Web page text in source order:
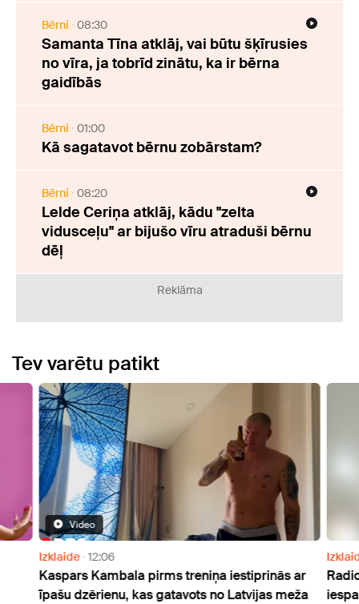
Bērni 08:30
Samanta Tīna atklāj, vai būtu šķīrusies
no vīra, ja tobrīd zinātu, ka ir bērna
gaidībās
Bērni 01:00
Kā sagatavot bērnu zobārstam?
Bērni 08:20
Lelde Ceriņa atklāj, kādu "zelta
vidusceļu" ar bijušo vīru atraduši bērnu
dēļ
Reklāma
Tev varētu patikt
Video
Izklaide 12:06
Kaspars Kambala pirms treniņa iestiprinās ar
īpašu dzērienu, kas gatavots no Latvijas meža